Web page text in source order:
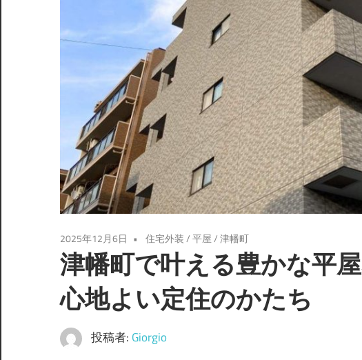
2025年12月6日 住宅外装/平屋/津幡町
津幡町で叶える豊かな平
心地よい定住のかたち
投稿者: Giorgio